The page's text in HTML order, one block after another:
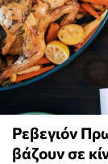
Ρεβεγιόν
βάζουν σε